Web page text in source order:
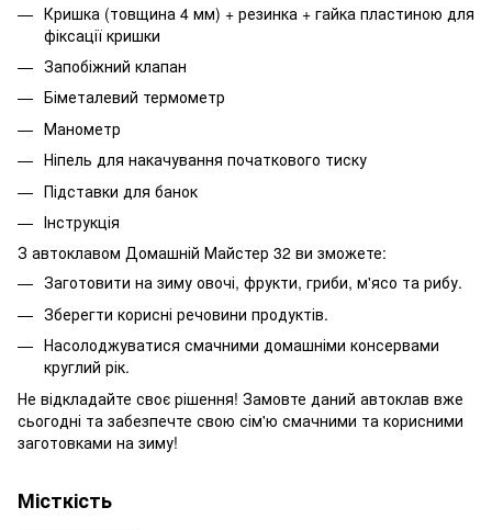
Кришка (товщина 4 мм) + резинка + гайка пластиною для
фіксації кришки
Запобіжний клапан
Біметалевий термометр
Манометр
Ніпель для накачування початкового тиску
Підставки для банок
Інструкція
З автоклавом Домашній Майстер 32 ви зможете:
Заготовити на зиму овочі, фрукти, гриби, м'ясо та рибу.
Зберегти корисні речовини продуктів.
Насолоджуватися смачними домашніми консервами
круглий рік.
Не відкладайте своє рішення! Замовте даний автоклав вже
сьогодні та забезпечте свою сім'ю смачними та корисними
заготовками на зиму!
Місткість